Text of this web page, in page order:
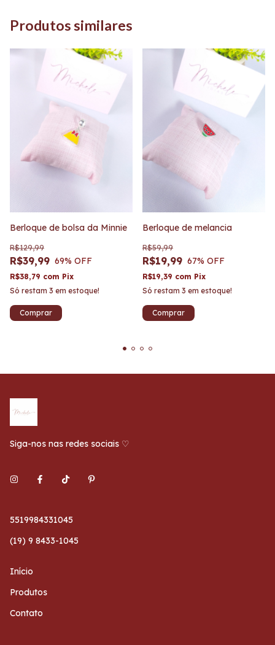
Produtos similares
Berloque de bolsa da Minnie
R$39,99
R$129,99
69% OFF
R$38,79 com Pix
Só restam 3 em estoque!
Berloque de melancia
R$19,99
R$59,99
67% OFF
R$19,39 com Pix
Só restam 3 em estoque!
Siga-nos nas redes sociais ♡
5519984331045
(19) 9 8433-1045
Início
Produtos
Contato